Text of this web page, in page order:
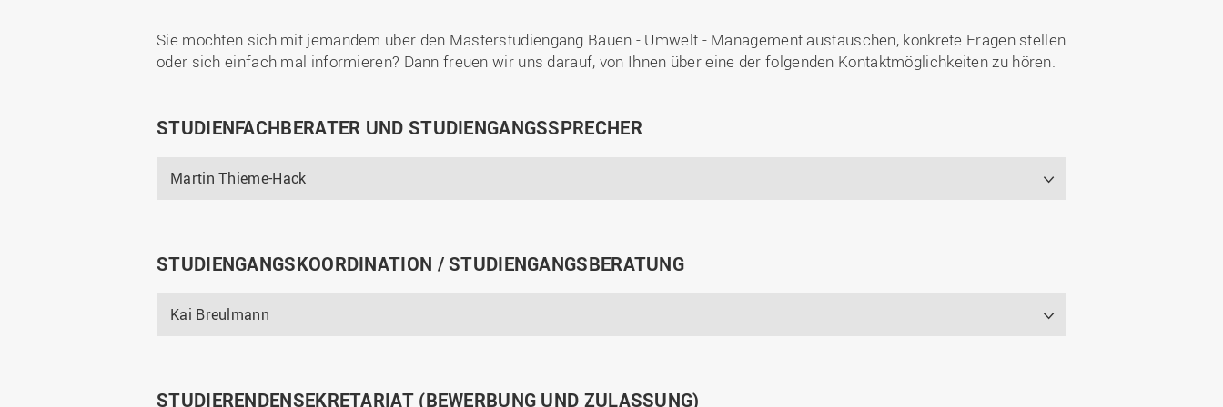
Sie möchten sich mit jemandem über den Masterstudiengang Bauen - Umwelt - Management austauschen, konkrete Fragen stellen
oder sich einfach mal informieren? Dann freuen wir uns darauf, von Ihnen über eine der folgenden Kontaktmöglichkeiten zu hören.
STUDIENFACHBERATER UND STUDIENGANGSSPRECHER
Martin Thieme-Hack
STUDIENGANGSKOORDINATION / STUDIENGANGSBERATUNG
Kai Breulmann
STUDIERENDENSEKRETARIAT (BEWERBUNG UND ZULASSUNG)